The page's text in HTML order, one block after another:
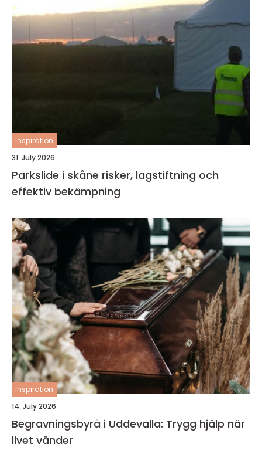
inspiration
31. July 2026
Parkslide i skåne risker, lagstiftning och
effektiv bekämpning
inspiration
14. July 2026
Begravningsbyrå i Uddevalla: Trygg hjälp när
livet vänder